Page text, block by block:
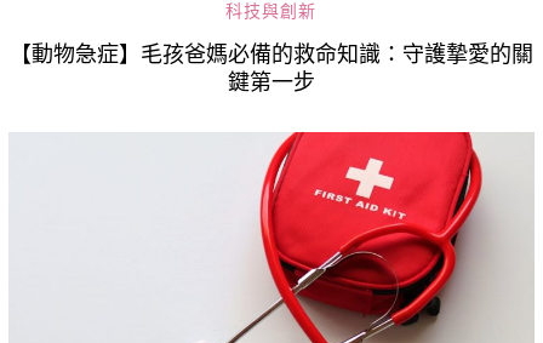
科技與創新
【動物急症】毛孩爸媽必備的救命知識：守護摯愛的關
鍵第一步